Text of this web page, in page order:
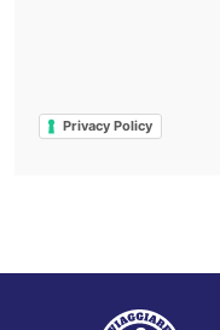
Privacy Policy